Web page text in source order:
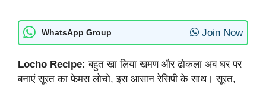
WhatsApp Group Join Now
Locho Recipe:बहुत खा लिया खमण और ढोकला अब घर पर
बनाएं सूरत का फेमस लोचो, इस आसान रेसिपी के साथ। सूरत,